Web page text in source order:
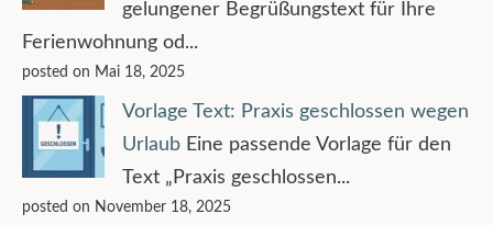
gelungener Begrüßungstext für Ihre
Ferienwohnung od...
posted on Mai 18, 2025
Vorlage Text: Praxis geschlossen wegen
Urlaub Eine passende Vorlage für den
Text „Praxis geschlossen...
posted on November 18, 2025